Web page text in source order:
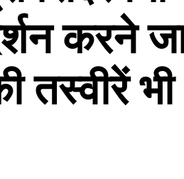
करने
तस्वीरें